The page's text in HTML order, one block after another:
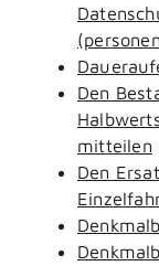
Den
mitteilen
Den